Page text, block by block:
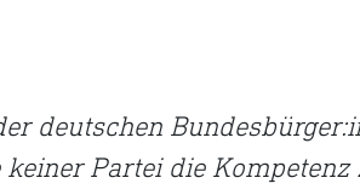
deutschen
Partei die